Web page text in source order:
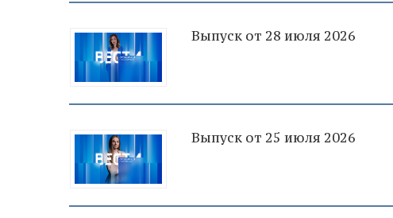
Выпуск от 28 июля 2026
Выпуск от 25 июля 2026